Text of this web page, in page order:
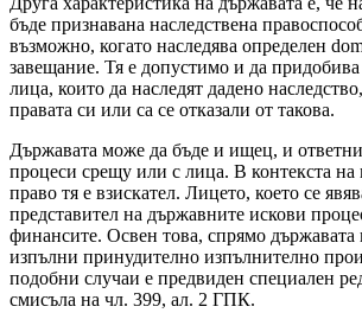
бъде признавана наследствена
възможно, когато наследява определен
завещание. Тя е допустимо и да придобива
лица, които да наследят дадено
правата си или са се отказали от такова.
Държавата може да бъде и ищец, и
процеси срещу или с лица. В контекста на
право тя е взискател. Лицето, което се
представител на държавните искови
финансите. Освен това, спрямо държавата
изпълни принудително изпълнително
подобни случаи е предвиден специален
смисъла на чл. 399, ал. 2 ГПК.